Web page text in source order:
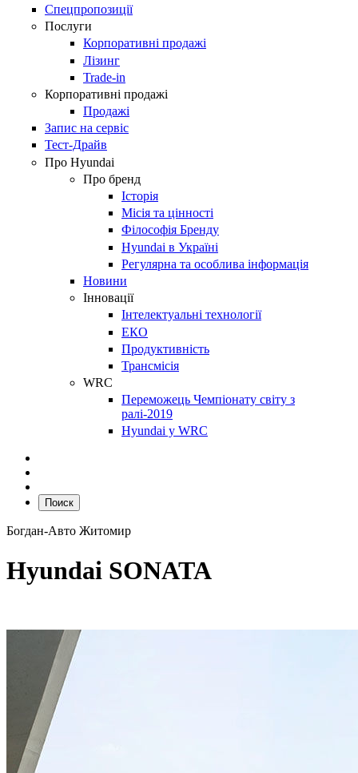
Спецпропозиції
Послуги
Корпоративні продажі
Лізинг
Trade-in
Корпоративні продажі
Продажі
Запис на сервіс
Тест-Драйв
Про Hyundai
Про бренд
Історія
Місія та цінності
Філософія Бренду
Hyundai в Україні
Регулярна та особлива інформація
Новини
Інновації
Інтелектуальні технології
ЕКО
Продуктивність
Трансмісія
WRC
Переможець Чемпіонату світу з
ралі-2019
Hyundai у WRC
Поиск
Богдан-Авто Житомир
Hyundai SONATA